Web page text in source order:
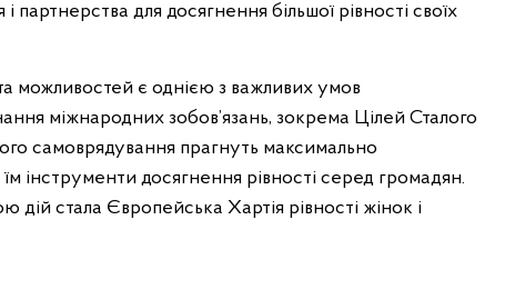
партнерства для досягнення більшої рівності своїх
можливостей є однією з важливих умов
міжнародних зобов’язань, зокрема Цілей Сталого
самоврядування прагнуть максимально
інструменти досягнення рівності серед громадян.
дій стала Європейська Хартія рівності жінок і